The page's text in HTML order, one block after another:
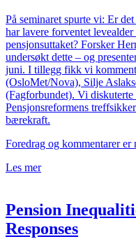
På seminaret spurte vi: Er
har lavere forventet
pensjonsuttaket? Forsker
undersøkt dette – og
juni. I tillegg fikk vi
(OsloMet/Nova), Silje
(Fagforbundet). Vi diskuterte
Pensjonsreformens
bærekraft.
Foredrag og kommentarer er
Les mer
Pension
Responses